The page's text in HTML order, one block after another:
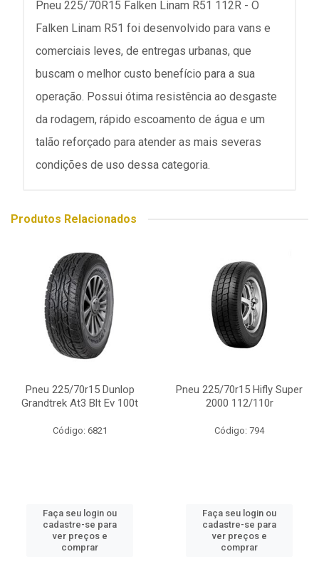
Pneu 225/70R15 Falken Linam R51 112R - O
Falken Linam R51 foi desenvolvido para vans e
comerciais leves, de entregas urbanas, que
buscam o melhor custo benefício para a sua
operação. Possui ótima resistência ao desgaste
da rodagem, rápido escoamento de água e um
talão reforçado para atender as mais severas
condições de uso dessa categoria.
Produtos Relacionados
Pneu 225/70r15 Dunlop
Grandtrek At3 Blt Ev 100t
Código: 6821
Faça seu login ou
cadastre-se para
ver preços e
comprar
Pneu 225/70r15 Hifly Super
2000 112/110r
Código: 794
Faça seu login ou
cadastre-se para
ver preços e
comprar